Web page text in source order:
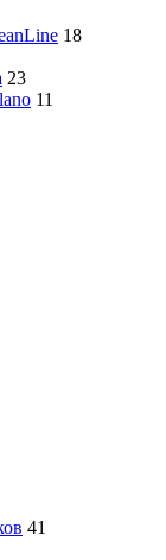
18
23
11
41